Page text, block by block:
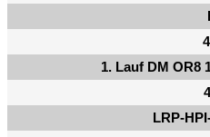
1. Lauf DM OR8
LRP-